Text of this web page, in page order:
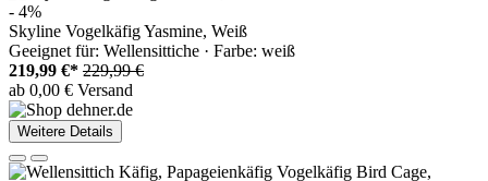
- 4%
Skyline Vogelkäfig Yasmine, Weiß
Geeignet für: Wellensittiche · Farbe: weiß
219,99 €* 229,99 €
ab 0,00 € Versand
Weitere Details